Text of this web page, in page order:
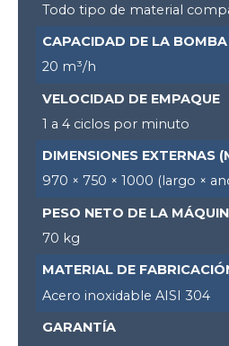
Todo tipo de material
CAPACIDAD DE LA BOMBA
20 m³/h
VELOCIDAD DE EMPAQUE
1 a 4 ciclos por minuto
DIMENSIONES EXTERNAS
970 × 750 × 1000 (largo ×
PESO NETO DE LA
70 kg
MATERIAL DE
Acero inoxidable AISI 304
GARANTÍA